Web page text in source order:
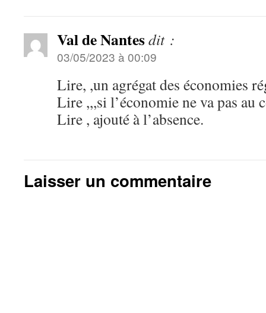
Val de Nantesdit :
03/05/2023 à 00:09
Lire, ,un agrégat des économies
Lire ,,,si l’économie ne va pas au
Lire , ajouté à l’absence.
Laisser un commentaire